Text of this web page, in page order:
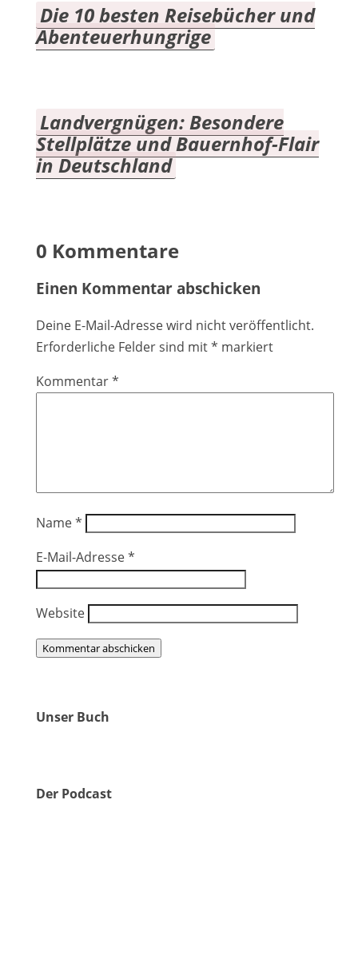
Die 10 besten Reisebücher und
Abenteuerhungrige
Landvergnügen: Besondere
Stellplätze und Bauernhof-Flair
in Deutschland
0 Kommentare
Einen Kommentar abschicken
Deine E-Mail-Adresse wird nicht veröffentlicht.
Erforderliche Felder sind mit* markiert
Kommentar*
Name*
E-Mail-Adresse*
Website
Kommentar abschicken
Unser Buch
Der Podcast